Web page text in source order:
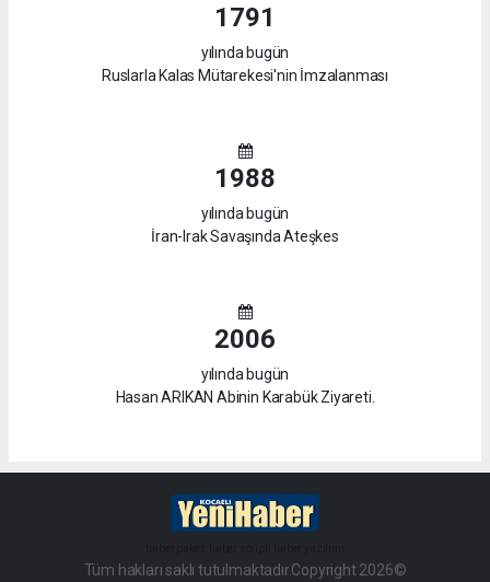
1791
yılında bugün
Ruslarla Kalas Mütarekesi'nin İmzalanması
1988
yılında bugün
İran-Irak Savaşında Ateşkes
2006
yılında bugün
Hasan ARIKAN Abinin Karabük Ziyareti.
Tüm hakları saklı tutulmaktadır.Copyright 2026©